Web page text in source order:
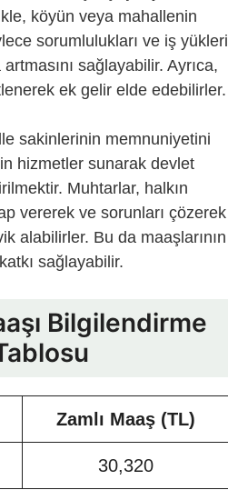
köyün veya mahallenin
sorumlulukları ve iş yükleri
sağlayabilir. Ayrıca,
ek gelir elde edebilirler.
sakinlerinin memnuniyetini
hizmetler sunarak devlet
Muhtarlar, halkın
vererek ve sorunları çözerek
alabilirler. Bu da maaşlarının
sağlayabilir.
Bilgilendirme
Zamlı Maaş (TL)
30,320